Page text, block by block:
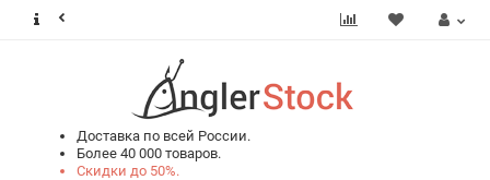
Доставка по всей России.
Более 40 000 товаров.
Скидки до 50%.